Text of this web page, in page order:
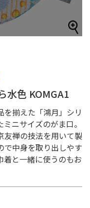
水色 KOMGA1
揃えた「鴻月」シリ
ニサイズのがま口。
友禅の技法を用いて製
で中身を取り出しやす
着と一緒に使うのもお